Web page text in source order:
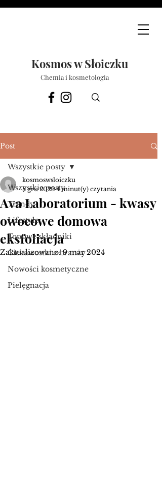
Kosmos w Słoiczku
Chemia i kosmetologia
Post
Wszystkie posty
Trendy
Lifestyle
Topowe składniki
Ciekawostki z branży
Nowości kosmetyczne
Pielęgnacja
Wszystkie posty
Ava Laboratorium - kwasy
owocowe domowa
eksfoliacja
kosmoswsloiczku
8 gru 2023 4 minut(y) czytania
Zaktualizowano:9 mar 2024